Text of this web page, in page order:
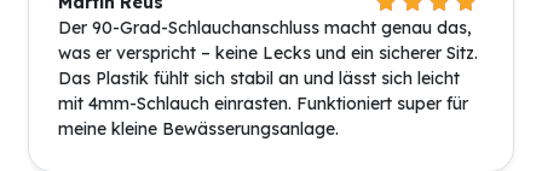
Der 90-Grad-Schlauchanschluss macht genau das,
was er verspricht – keine Lecks und ein sicherer Sitz.
Das Plastik fühlt sich stabil an und lässt sich leicht
mit 4mm-Schlauch einrasten. Funktioniert super für
meine kleine Bewässerungsanlage.